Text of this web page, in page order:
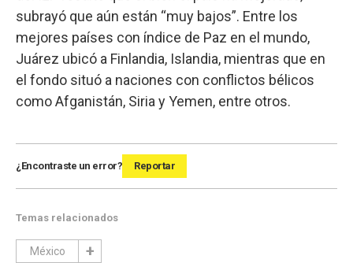
subrayó que aún están “muy bajos”. Entre los
mejores países con índice de Paz en el mundo,
Juárez ubicó a Finlandia, Islandia, mientras que en
el fondo situó a naciones con conflictos bélicos
como Afganistán, Siria y Yemen, entre otros.
¿Encontraste un error? Reportar
Temas relacionados
México